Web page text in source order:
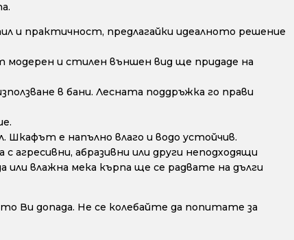
и практичност, предлагайки идеалното решение
и стилен външен вид ще придаде на
в бани. Лесната поддръжка го прави
е напълно влаго и водо устойчив.
агресивни, абразивни или други неподходящи
влажна мека кърпа ще се радвате на дълги
Ви допада. Не се колебайте да попитате за